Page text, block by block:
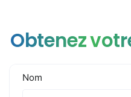
Obtenez